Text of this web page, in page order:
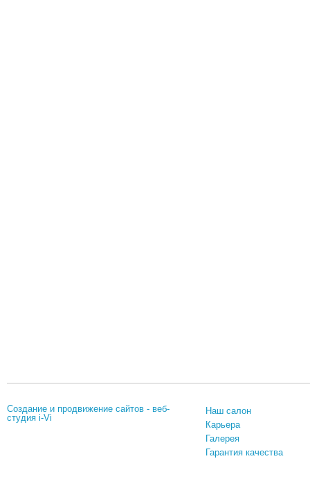
Создание и продвижение сайтов - веб-
студия i-Vi
Наш салон
Карьера
Галерея
Гарантия качества